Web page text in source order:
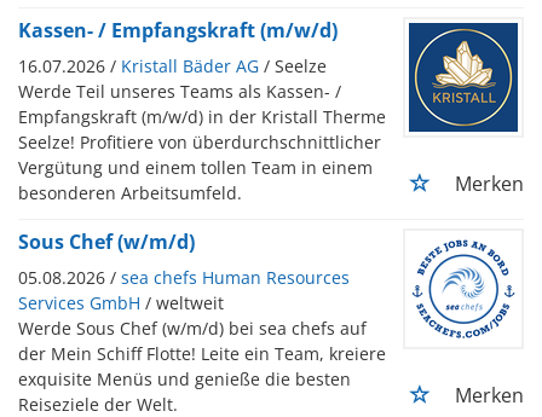
Kassen- / Empfangskraft (m/w/d)
16.07.2026 / Kristall Bäder AG / Seelze
Werde Teil unseres Teams als Kassen- /
Empfangskraft (m/w/d) in der Kristall Therme
Seelze! Profitiere von überdurchschnittlicher
Vergütung und einem tollen Team in einem
besonderen Arbeitsumfeld.
Merken
Sous Chef (w/m/d)
05.08.2026 / sea chefs Human Resources
Services GmbH / weltweit
Werde Sous Chef (w/m/d) bei sea chefs auf
der Mein Schiff Flotte! Leite ein Team, kreiere
exquisite Menüs und genieße die besten
Reiseziele der Welt.
Merken